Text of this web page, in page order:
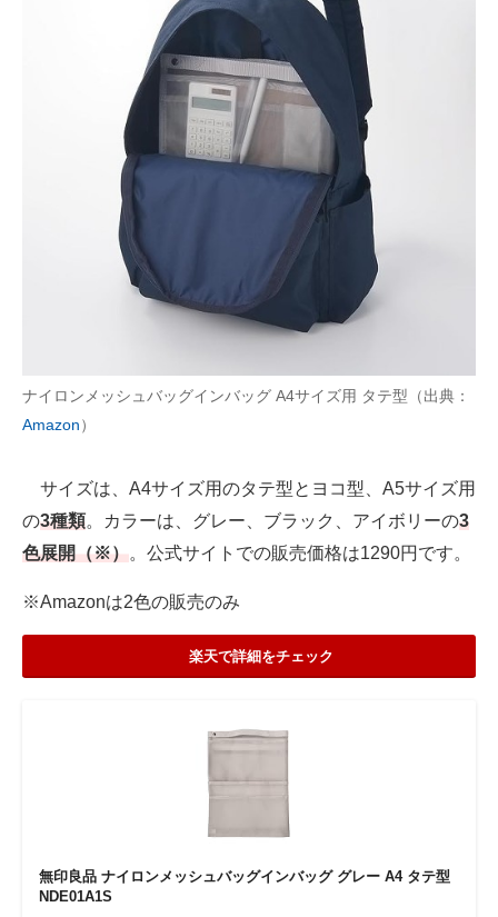
ナイロンメッシュバッグインバッグ A4サイズ用 タテ型（出典：
Amazon）
サイズは、A4サイズ用のタテ型とヨコ型、A5サイズ用
の3種類。カラーは、グレー、ブラック、アイボリーの3
色展開（※）。公式サイトでの販売価格は1290円です。
※Amazonは2色の販売のみ
楽天で詳細をチェック
無印良品 ナイロンメッシュバッグインバッグ グレー A4 タテ型
NDE01A1S